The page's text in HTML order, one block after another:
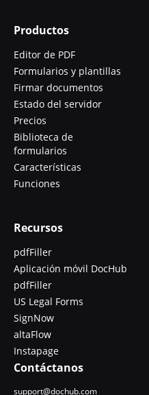
Productos
Editor de PDF
Formularios y plantillas
Firmar documentos
Estado del servidor
Precios
Biblioteca de
formularios
Características
Funciones
Recursos
pdfFiller
Aplicación móvil DocHub
pdfFiller
US Legal Forms
SignNow
altaFlow
Instapage
Contáctanos
support@dochub.com